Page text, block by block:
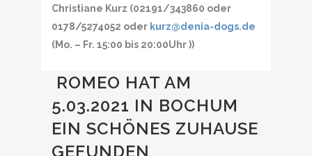
Christiane Kurz (02191/343860 oder
0178/5274052 oder kurz@denia-dogs.de
(Mo. – Fr. 15:00 bis 20:00Uhr ))
ROMEO HAT AM
5.03.2021 IN BOCHUM
EIN SCHÖNES ZUHAUSE
GEFUNDEN